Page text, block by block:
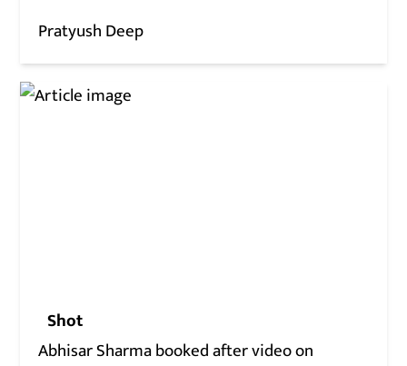
Pratyush Deep
Shot
Abhisar Sharma booked after video on